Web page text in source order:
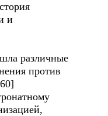
и
различные
против